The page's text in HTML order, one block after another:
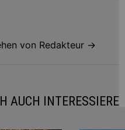
von Redakteur →
AUCH INTERESSIEREN